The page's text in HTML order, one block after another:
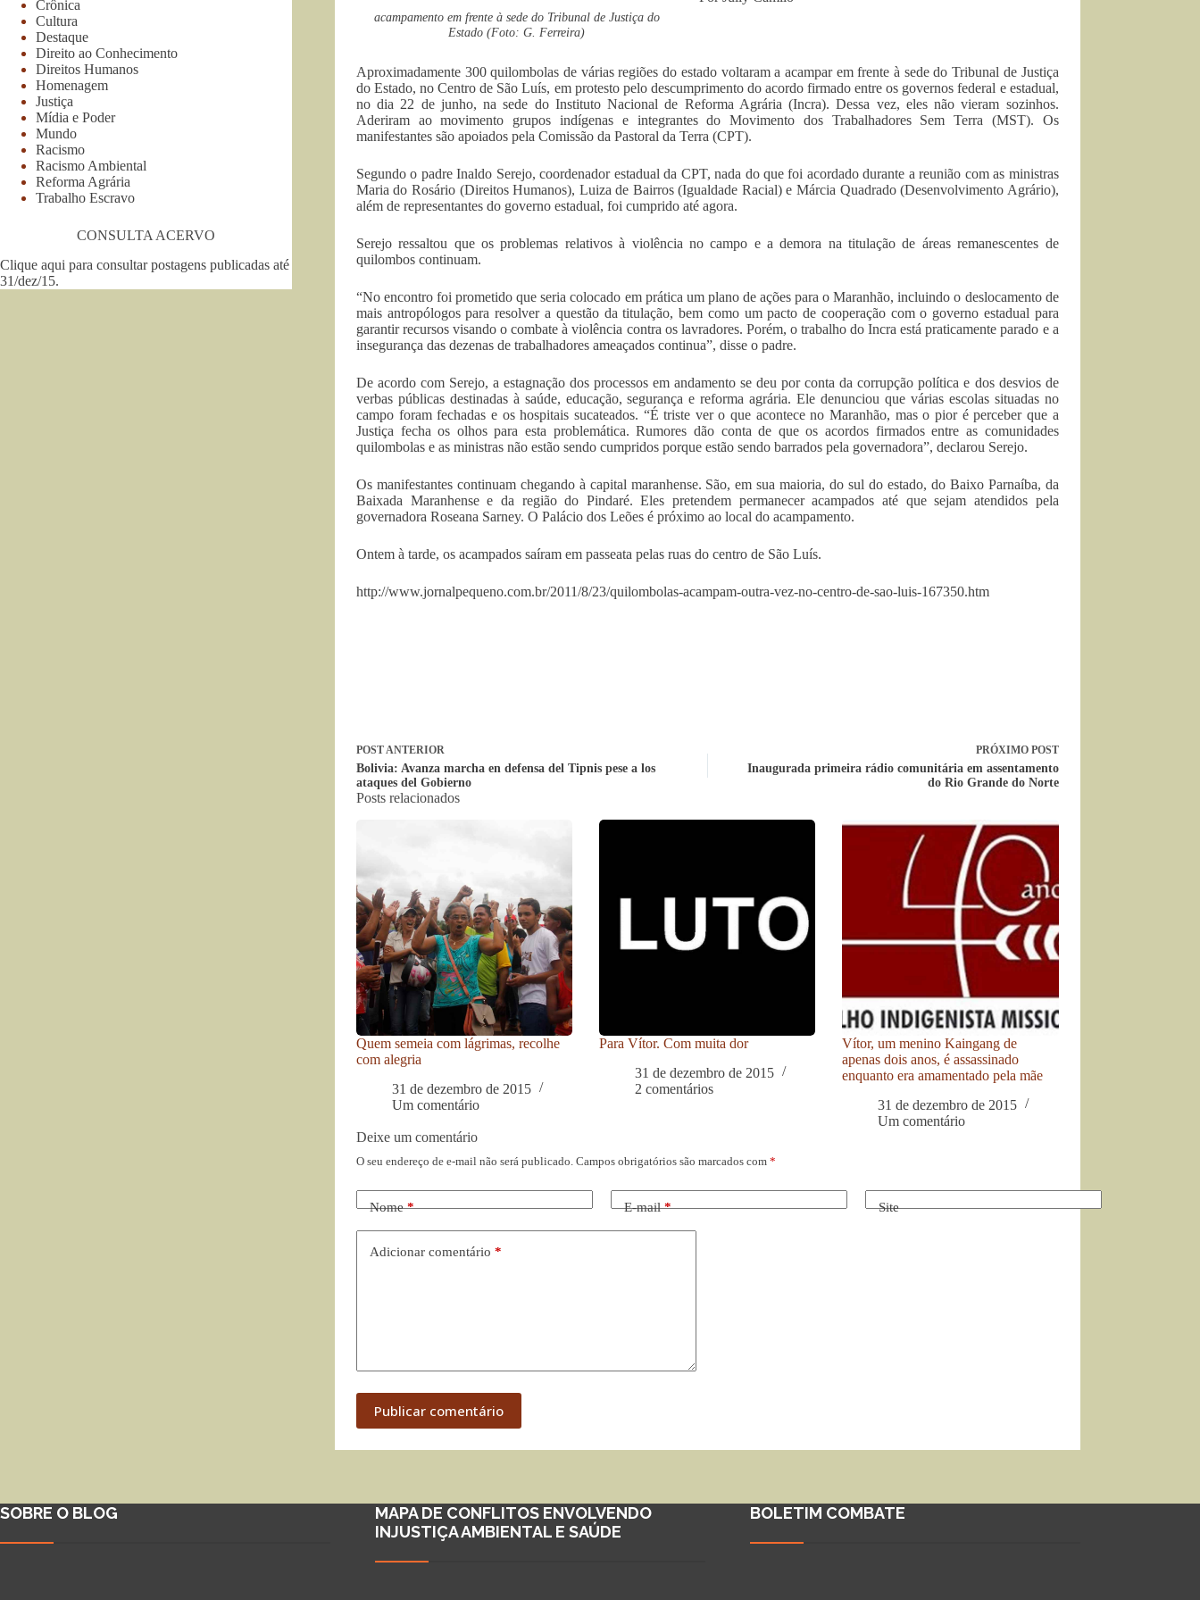
acampamento em frente à sede do Tribunal de Justiça do
Estado (Foto: G. Ferreira)
Aproximadamente 300 quilombolas de várias regiões do estado voltaram a acampar em frente à sede do Tribunal de Justiça
do Estado, no Centro de São Luís, em protesto pelo descumprimento do acordo firmado entre os governos federal e estadual,
no dia 22 de junho, na sede do Instituto Nacional de Reforma Agrária (Incra). Dessa vez, eles não vieram sozinhos.
Aderiram ao movimento grupos indígenas e integrantes do Movimento dos Trabalhadores Sem Terra (MST). Os
manifestantes são apoiados pela Comissão da Pastoral da Terra (CPT).
Segundo o padre Inaldo Serejo, coordenador estadual da CPT, nada do que foi acordado durante a reunião com as ministras
Maria do Rosário (Direitos Humanos), Luiza de Bairros (Igualdade Racial) e Márcia Quadrado (Desenvolvimento Agrário),
além de representantes do governo estadual, foi cumprido até agora.
Serejo ressaltou que os problemas relativos à violência no campo e a demora na titulação de áreas remanescentes de
quilombos continuam.
“No encontro foi prometido que seria colocado em prática um plano de ações para o Maranhão, incluindo o deslocamento de
mais antropólogos para resolver a questão da titulação, bem como um pacto de cooperação com o governo estadual para
garantir recursos visando o combate à violência contra os lavradores. Porém, o trabalho do Incra está praticamente parado e a
insegurança das dezenas de trabalhadores ameaçados continua”, disse o padre.
De acordo com Serejo, a estagnação dos processos em andamento se deu por conta da corrupção política e dos desvios de
verbas públicas destinadas à saúde, educação, segurança e reforma agrária. Ele denunciou que várias escolas situadas no
campo foram fechadas e os hospitais sucateados. “É triste ver o que acontece no Maranhão, mas o pior é perceber que a
Justiça fecha os olhos para esta problemática. Rumores dão conta de que os acordos firmados entre as comunidades
quilombolas e as ministras não estão sendo cumpridos porque estão sendo barrados pela governadora”, declarou Serejo.
Os manifestantes continuam chegando à capital maranhense. São, em sua maioria, do sul do estado, do Baixo Parnaíba, da
Baixada Maranhense e da região do Pindaré. Eles pretendem permanecer acampados até que sejam atendidos pela
governadora Roseana Sarney. O Palácio dos Leões é próximo ao local do acampamento.
Ontem à tarde, os acampados saíram em passeata pelas ruas do centro de São Luís.
http://www.jornalpequeno.com.br/2011/8/23/quilombolas-acampam-outra-vez-no-centro-de-sao-luis-167350.htm
POSTANTERIOR
Bolivia: Avanza marcha en defensa del Tipnis pese a los
ataques del Gobierno
PRÓXIMO POST
Inaugurada primeira rádio comunitária em assentamento
do Rio Grande do Norte
Posts relacionados
Quem semeia com lágrimas, recolhe
com alegria
31 de dezembro de 2015
Um comentário
Para Vítor. Com muita dor
31 de dezembro de 2015
2 comentários
Vítor, um menino Kaingang de
apenas dois anos, é assassinado
enquanto era amamentado pela mãe
31 de dezembro de 2015
Um comentário
Deixe um comentário
O seu endereço de e-mail não será publicado. Campos obrigatórios são marcados com *
Nome* E-mail* Site
Adicionar comentário *
Publicar comentário
Crônica
Cultura
Destaque
Direito ao Conhecimento
Direitos Humanos
Homenagem
Justiça
Mídia e Poder
Mundo
Racismo
Racismo Ambiental
Reforma Agrária
Trabalho Escravo
CONSULTA ACERVO
Clique aqui para consultar postagens publicadas até
31/dez/15.
SOBRE O BLOG
MAPA DE CONFLITOS ENVOLVENDO
INJUSTIÇA AMBIENTAL E SAÚDE
BOLETIM COMBATE